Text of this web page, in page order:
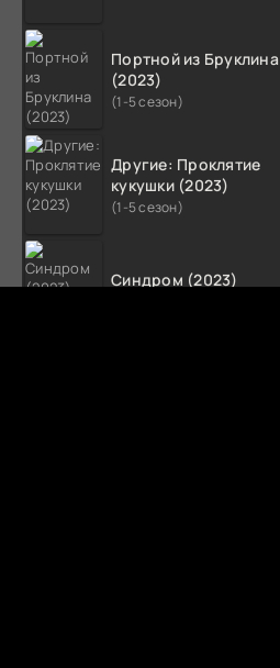
Портной из Бруклина
(2023)
(1-5 сезон)
Другие: Проклятие
кукушки (2023)
(1-5 сезон)
Синдром (2023)